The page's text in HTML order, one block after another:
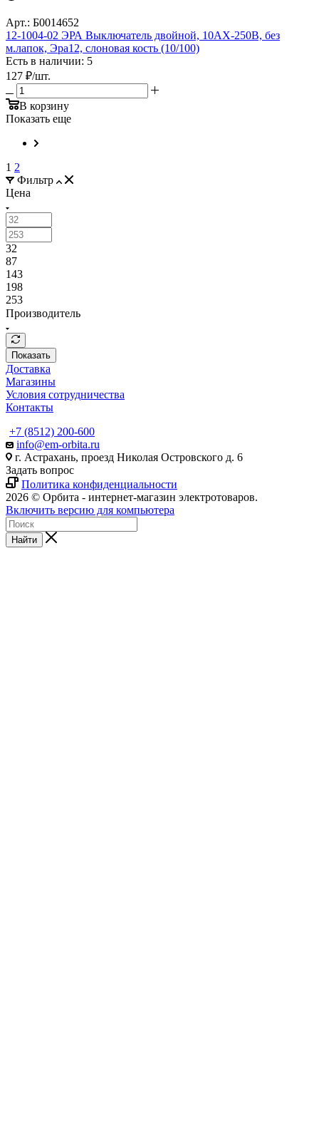
Арт.: Б0014652
12-1004-02 ЭРА Выключатель двойной, 10АХ-250В, без
м.лапок, Эра12, слоновая кость (10/100)
Есть в наличии: 5
127 ₽/шт.
В корзину
Показать еще
1 2
Фильтр
Цена
32
87
143
198
253
Производитель
Показать
Доставка
Магазины
Условия сотрудничества
Контакты
+7 (8512) 200-600
info@em-orbita.ru
г. Астрахань, проезд Николая Островского д. 6
Задать вопрос
Политика конфиденциальности
2026 © Орбита - интернет-магазин электротоваров.
Включить версию для компьютера
Найти